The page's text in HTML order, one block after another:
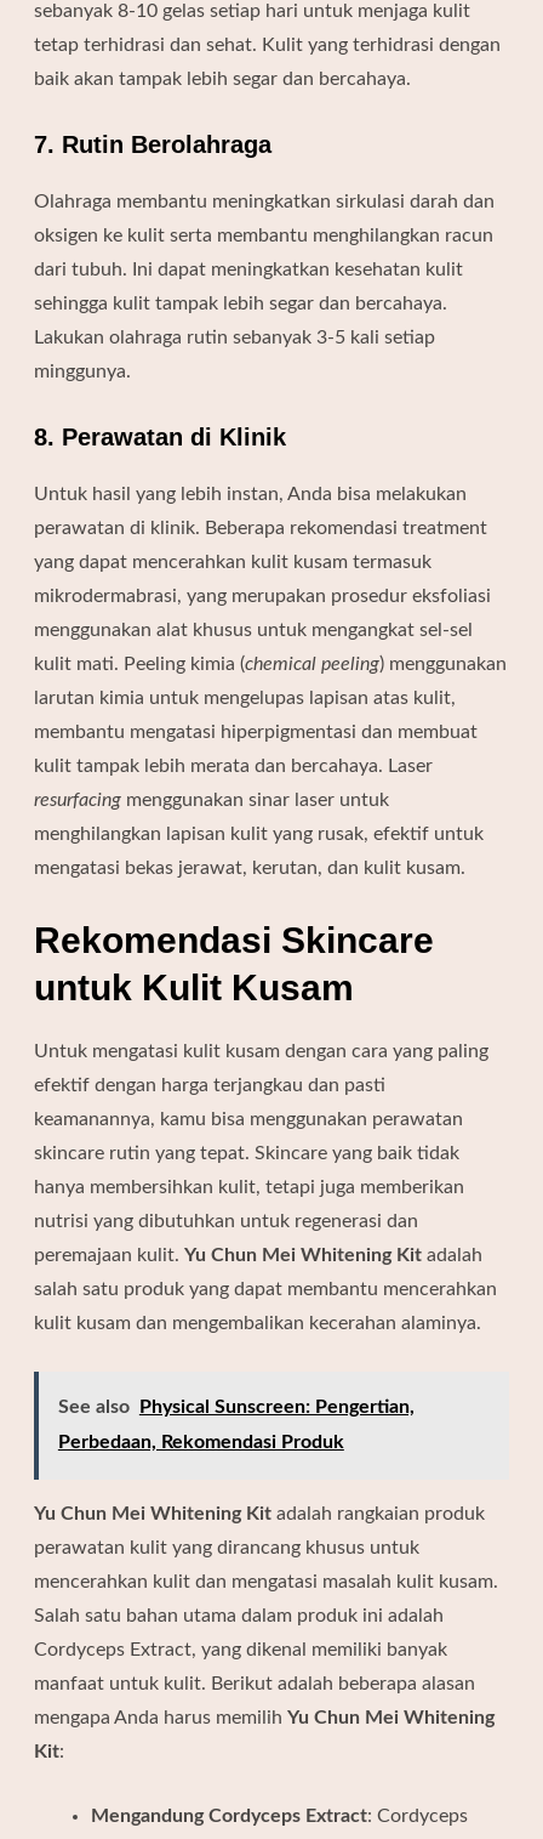
sebanyak 8-10 gelas setiap hari untuk menjaga kulit
tetap terhidrasi dan sehat. Kulit yang terhidrasi dengan
baik akan tampak lebih segar dan bercahaya.
7. Rutin Berolahraga
Olahraga membantu meningkatkan sirkulasi darah dan
oksigen ke kulit serta membantu menghilangkan racun
dari tubuh. Ini dapat meningkatkan kesehatan kulit
sehingga kulit tampak lebih segar dan bercahaya.
Lakukan olahraga rutin sebanyak 3-5 kali setiap
minggunya.
8. Perawatan di Klinik
Untuk hasil yang lebih instan, Anda bisa melakukan
perawatan di klinik. Beberapa rekomendasi treatment
yang dapat mencerahkan kulit kusam termasuk
mikrodermabrasi, yang merupakan prosedur eksfoliasi
menggunakan alat khusus untuk mengangkat sel-sel
kulit mati. Peeling kimia (chemical peeling) menggunakan
larutan kimia untuk mengelupas lapisan atas kulit,
membantu mengatasi hiperpigmentasi dan membuat
kulit tampak lebih merata dan bercahaya. Laser
resurfacing menggunakan sinar laser untuk
menghilangkan lapisan kulit yang rusak, efektif untuk
mengatasi bekas jerawat, kerutan, dan kulit kusam.
Rekomendasi Skincare
untuk Kulit Kusam
Untuk mengatasi kulit kusam dengan cara yang paling
efektif dengan harga terjangkau dan pasti
keamanannya, kamu bisa menggunakan perawatan
skincare rutin yang tepat. Skincare yang baik tidak
hanya membersihkan kulit, tetapi juga memberikan
nutrisi yang dibutuhkan untuk regenerasi dan
peremajaan kulit.Yu Chun Mei Whitening Kit adalah
salah satu produk yang dapat membantu mencerahkan
kulit kusam dan mengembalikan kecerahan alaminya.
See also
Physical Sunscreen: Pengertian,
Perbedaan, Rekomendasi Produk
Yu Chun Mei Whitening Kit adalah rangkaian produk
perawatan kulit yang dirancang khusus untuk
mencerahkan kulit dan mengatasi masalah kulit kusam.
Salah satu bahan utama dalam produk ini adalah
Cordyceps Extract, yang dikenal memiliki banyak
manfaat untuk kulit. Berikut adalah beberapa alasan
mengapa Anda harus memilihYu Chun Mei Whitening
Kit:
Mengandung Cordyceps Extract: Cordyceps